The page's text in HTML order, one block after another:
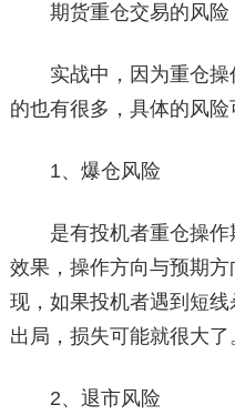
期货重仓交易的风险
实战中，因为重仓操
的也有很多，具体的风险
1、爆仓风险
是有投机者重仓操作
效果，操作方向与预期
现，如果投机者遇到短
出局，损失可能就很大了
2、退市风险